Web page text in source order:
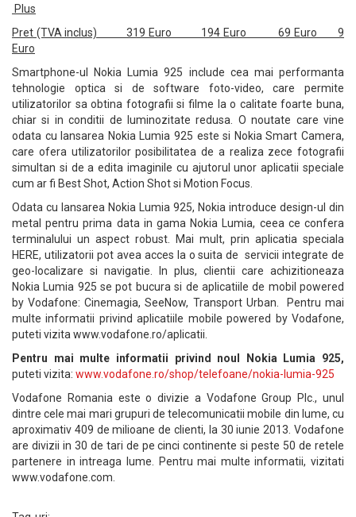
Plus
Pret (TVA inclus) 319 Euro 194 Euro 69 Euro 9
Euro
Smartphone-ul Nokia Lumia 925 include cea mai performanta
tehnologie optica si de software foto-video, care permite
utilizatorilor sa obtina fotografii si filme la o calitate foarte buna,
chiar si in conditii de luminozitate redusa. O noutate care vine
odata cu lansarea Nokia Lumia 925 este si Nokia Smart Camera,
care ofera utilizatorilor posibilitatea de a realiza zece fotografii
simultan si de a edita imaginile cu ajutorul unor aplicatii speciale
cum ar fi Best Shot, Action Shot si Motion Focus.
Odata cu lansarea Nokia Lumia 925, Nokia introduce design-ul din
metal pentru prima data in gama Nokia Lumia, ceea ce confera
terminalului un aspect robust. Mai mult, prin aplicatia speciala
HERE, utilizatorii pot avea acces la o suita de servicii integrate de
geo-localizare si navigatie. In plus, clientii care achizitioneaza
Nokia Lumia 925 se pot bucura si de aplicatiile de mobil powered
by Vodafone: Cinemagia, SeeNow, Transport Urban. Pentru mai
multe informatii privind aplicatiile mobile powered by Vodafone,
puteti vizita www.vodafone.ro/aplicatii.
Pentru mai multe informatii privind noul Nokia Lumia 925,
puteti vizita: www.vodafone.ro/shop/telefoane/nokia-lumia-925
Vodafone Romania este o divizie a Vodafone Group Plc., unul
dintre cele mai mari grupuri de telecomunicatii mobile din lume, cu
aproximativ 409 de milioane de clienti, la 30 iunie 2013. Vodafone
are divizii in 30 de tari de pe cinci continente si peste 50 de retele
partenere in intreaga lume. Pentru mai multe informatii, vizitati
www.vodafone.com.